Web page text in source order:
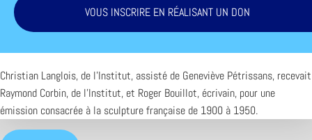
VOUS INSCRIRE EN RÉALISANT UN DON
Christian Langlois, de l’Institut, assisté de Geneviève Pétrissans, recevait
Raymond Corbin, de l’Institut, et Roger Bouillot, écrivain, pour une
émission consacrée à la sculpture française de 1900 à 1950.